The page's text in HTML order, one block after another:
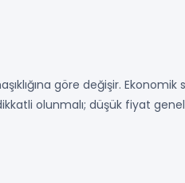
göre değişir.
olunmalı; düşük fiyat